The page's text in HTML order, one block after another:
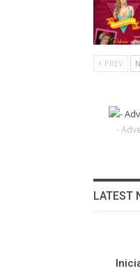
PREV
-
LATEST